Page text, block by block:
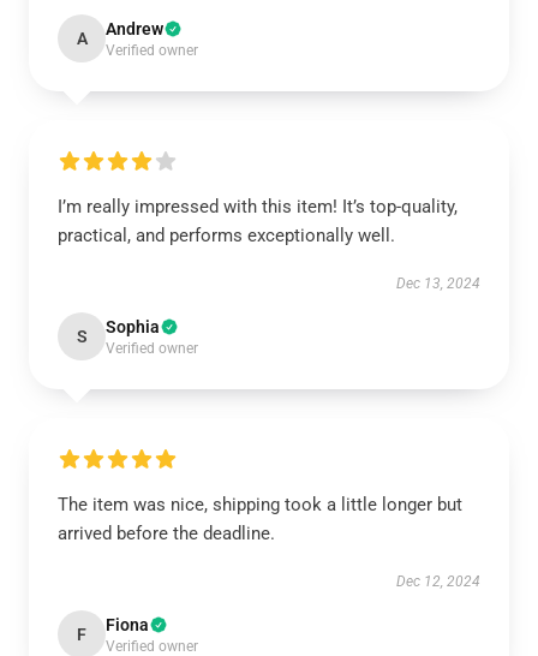
A Andrew
Verified owner
I’m really impressed with this item! It’s top-quality,
practical, and performs exceptionally well.
Dec 13, 2024
S Sophia
Verified owner
The item was nice, shipping took a little longer but
arrived before the deadline.
Dec 12, 2024
F Fiona
Verified owner